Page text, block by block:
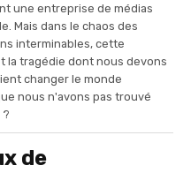
une entreprise de médias
Mais dans le chaos des
interminables, cette
la tragédie dont nous devons
changer le monde
nous n'avons pas trouvé
de